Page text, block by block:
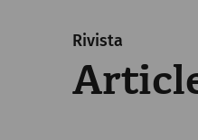
Rivista